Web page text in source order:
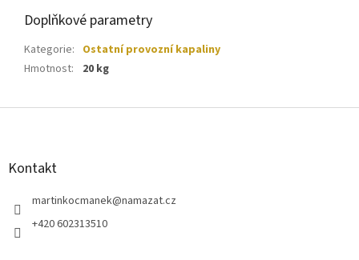
Doplňkové parametry
Kategorie: Ostatní provozní kapaliny
Hmotnost: 20 kg
Z
Kontakt
martinkocmanek@namazat.cz
+420 602313510